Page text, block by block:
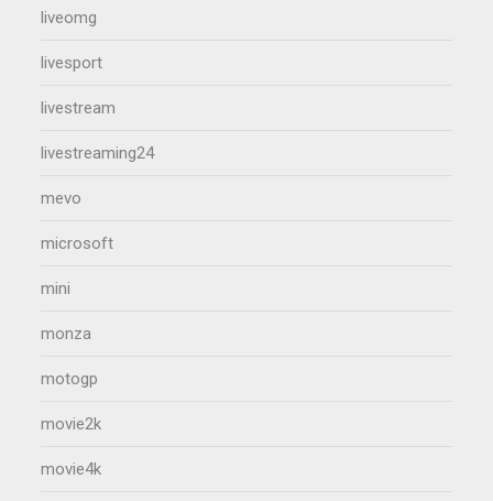
liveomg
livesport
livestream
livestreaming24
mevo
microsoft
mini
monza
motogp
movie2k
movie4k